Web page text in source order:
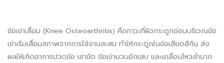
ข้อเข่าเสื่อม (Knee Osteoarthritis) คือภาวะที่ผิวกระดูกอ่อนบริเวณข้อ
เข่าเริ่มเสื่อมสภาพจากการใช้งานสะสม ทำให้กระดูกในข้อเสียดสีกัน ส่ง
ผลให้เกิดอาการปวดข้อ เข่าขัด ข้อเข่าบวมอักเสบ และเคลื่อนไหวลำบาก